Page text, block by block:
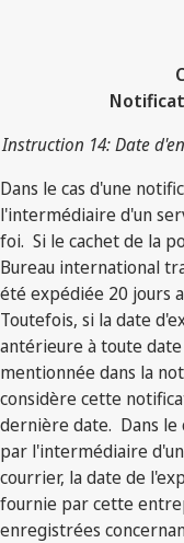
Instruction 14: Date
Dans le cas d'une
l'intermédiaire d'un
foi. Si le cachet de la
Bureau international
été expédiée 20 jours
Toutefois, si la date
antérieure à toute
mentionnée dans la
considère cette
dernière date. Dans le
par l'intermédiaire
courrier, la date de
fournie par cette
enregistrées